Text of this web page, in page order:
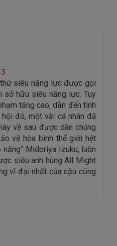
siêu năng lực được gọi
sở hữu siêu năng lực. Tuy
tăng cao, dẫn đến tình
đó, một vài cá nhân đã
về sau được dân chúng
vệ hòa bình thế giới hệt
Midoriya Izuku, luôn
siêu anh hùng All Might
vĩ đại nhất của cậu cũng